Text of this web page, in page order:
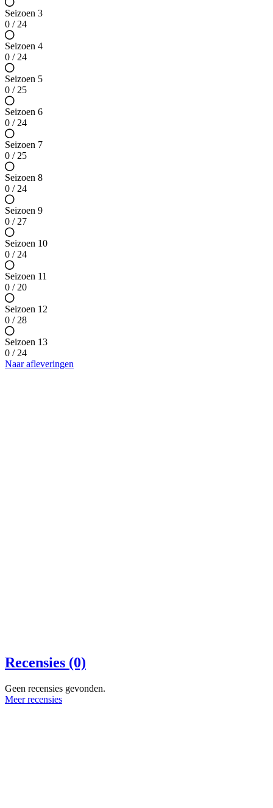
Seizoen 3
0 / 24
Seizoen 4
0 / 24
Seizoen 5
0 / 25
Seizoen 6
0 / 24
Seizoen 7
0 / 25
Seizoen 8
0 / 24
Seizoen 9
0 / 27
Seizoen 10
0 / 24
Seizoen 11
0 / 20
Seizoen 12
0 / 28
Seizoen 13
0 / 24
Naar afleveringen
Recensies (0)
Geen recensies gevonden.
Meer recensies